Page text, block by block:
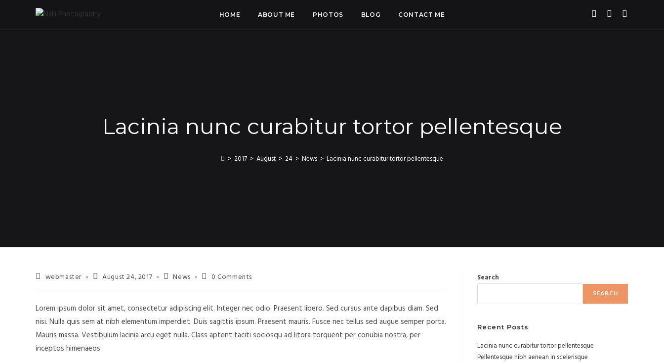
HOME ABOUT ME PHOTOS BLOG CONTACT ME
Lacinia nunc curabitur tortor pellentesque
> 2017 > August > 24 > News > Lacinia nunc curabitur tortor pellentesque
webmaster August 24, 2017 News 0 Comments
Lorem ipsum dolor sit amet, consectetur adipiscing elit. Integer nec odio. Praesent libero. Sed cursus ante dapibus diam. Sed
nisi. Nulla quis sem at nibh elementum imperdiet. Duis sagittis ipsum. Praesent mauris. Fusce nec tellus sed augue semper porta.
Mauris massa. Vestibulum lacinia arcu eget nulla. Class aptent taciti sociosqu ad litora torquent per conubia nostra, per
inceptos himenaeos.
Search
SEARCH
Recent Posts
Lacinia nunc curabitur tortor pellentesque
Pellentesque nibh aenean in scelerisque